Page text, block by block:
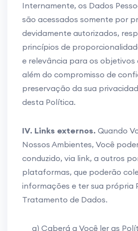
Internamente, os Dados
são acessados somente por
devidamente autorizados,
princípios de
e relevância para os objetivos
além do compromisso de
preservação da sua
desta Política.
IV. Links externos. Quando
Nossos Ambientes, Você
conduzido, via link, a outros
plataformas, que poderão
informações e ter sua própria
Tratamento de Dados.
a) Caberá a Você ler as